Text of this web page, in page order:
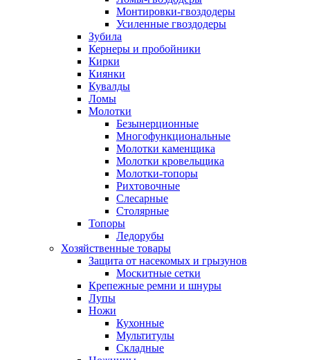
Монтировки-гвоздодеры
Усиленные гвоздодеры
Зубила
Кернеры и пробойники
Кирки
Киянки
Кувалды
Ломы
Молотки
Безынерционные
Многофункциональные
Молотки каменщика
Молотки кровельщика
Молотки-топоры
Рихтовочные
Слесарные
Столярные
Топоры
Ледорубы
Хозяйственные товары
Защита от насекомых и грызунов
Москитные сетки
Крепежные ремни и шнуры
Лупы
Ножи
Кухонные
Мультитулы
Складные